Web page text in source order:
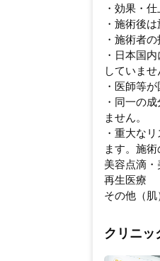
・効果・
・施術後
・施術者
・日本国
していませ
・医師等
・同一の
ません。
・重大な
ます。施
美容点滴・
再生医療
その他（肌
クリニッ